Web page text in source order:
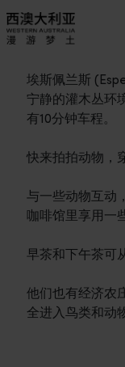
埃斯佩兰斯
宁静的灌木丛环
有10分钟车程。
快来拍拍动物，
与一些动物互动
咖啡馆里享用一
早茶和下午茶可
他们也有经济农
全进入鸟类和动